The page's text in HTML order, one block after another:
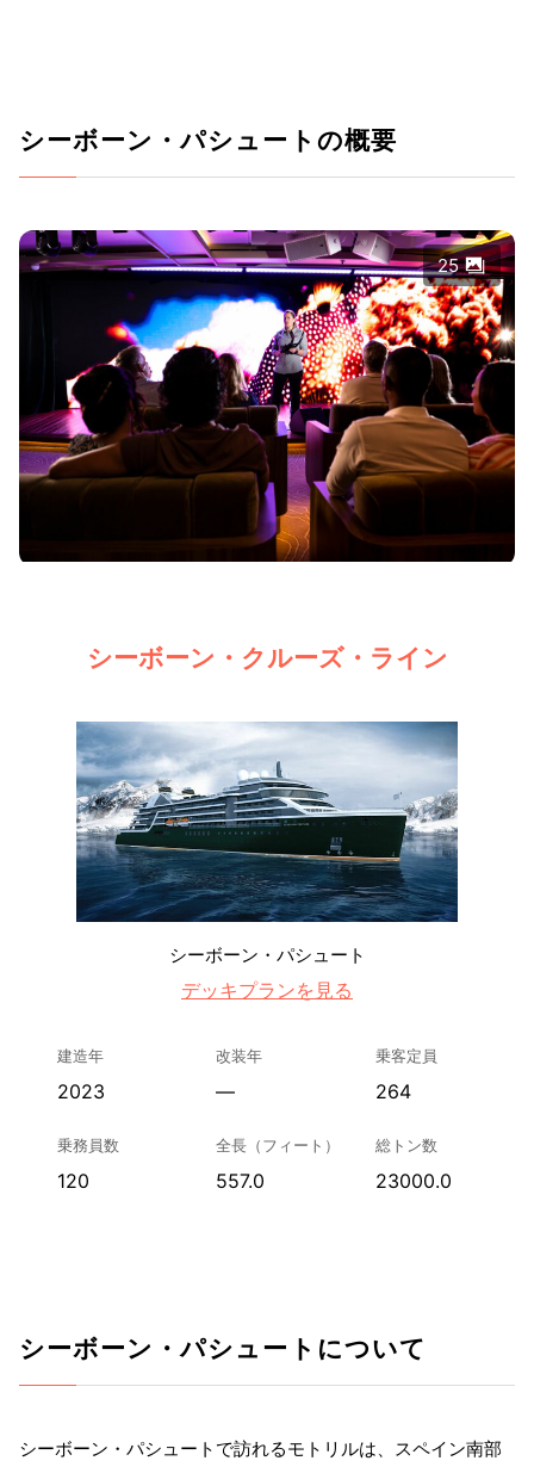
シーボーン・パシュートの概要
25
シーボーン・クルーズ・ライン
シーボーン・パシュート
デッキプランを見る
建造年
2023
改装年
—
乗客定員
264
乗務員数
120
全長（フィート）
557.0
総トン数
23000.0
シーボーン・パシュートについて
シーボーン・パシュートで訪れるモトリルは、スペイン南部